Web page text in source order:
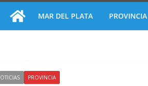
MAR DEL PLATA PROVINCIA
PROVINCIA